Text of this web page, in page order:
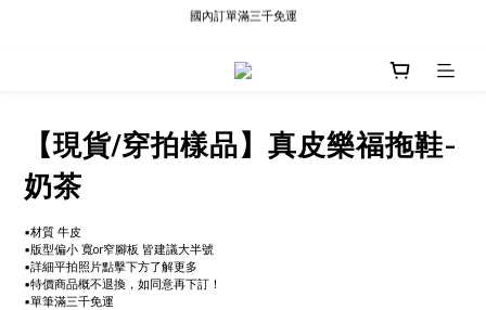
現貨快速出貨∣Ready to Ship
國內訂單滿三千免運
【現貨/穿拍樣品】真皮樂福拖鞋-
奶茶
▪️材質 牛皮
▪️版型偏小 寬or窄腳板 皆建議大半號
▪️詳細平拍照片點擊下方了解更多
▪️特價商品概不退換，如同意再下訂！
▪️單筆滿三千免運